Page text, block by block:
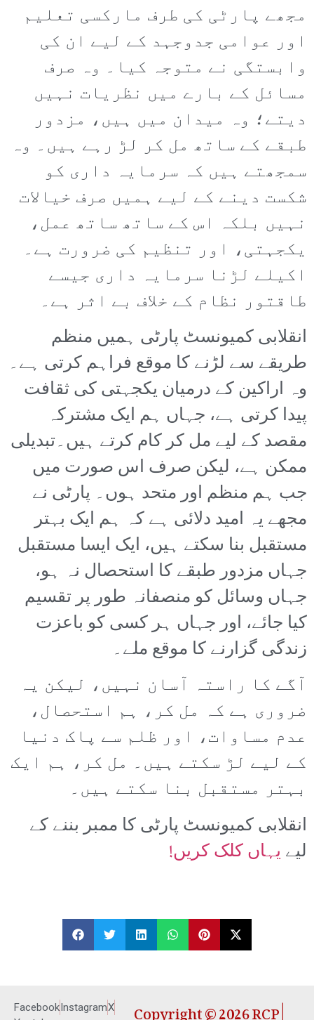
مجھے پارٹی کی طرف مارکسی تعلیم
اور عوامی جدوجہد کے لیے ان کی
وابستگی نے متوجہ کیا۔ وہ صرف
مسائل کے بارے میں نظریات نہیں
دیتے؛ وہ میدان میں ہیں، مزدور
طبقے کے ساتھ مل کر لڑ رہے ہیں۔ وہ
سمجھتے ہیں کہ سرمایہ داری کو
شکست دینے کے لیے ہمیں صرف خیالات
نہیں بلکہ اس کے ساتھ ساتھ عمل،
یکجہتی، اور تنظیم کی ضرورت ہے۔
اکیلے لڑنا سرمایہ داری جیسے
طاقتور نظام کے خلاف بے اثر ہے۔
انقلابی کمیونسٹ پارٹی ہمیں منظم
طریقے سے لڑنے کا موقع فراہم کرتی ہے۔
وہ اراکین کے درمیان یکجہتی کی ثقافت
پیدا کرتی ہے، جہاں ہم ایک مشترکہ
مقصد کے لیے مل کر کام کرتے ہیں۔تبدیلی
ممکن ہے، لیکن صرف اس صورت میں
جب ہم منظم اور متحد ہوں۔ پارٹی نے
مجھے یہ امید دلائی ہے کہ ہم ایک بہتر
مستقبل بنا سکتے ہیں، ایک ایسا مستقبل
جہاں مزدور طبقے کا استحصال نہ ہو،
جہاں وسائل کو منصفانہ طور پر تقسیم
کیا جائے، اور جہاں ہر کسی کو باعزت
زندگی گزارنے کا موقع ملے۔
آگے کا راستہ آسان نہیں، لیکن یہ
ضروری ہے کہ مل کر، ہم استحصال،
عدم مساوات، اور ظلم سے پاک دنیا
کے لیے لڑ سکتے ہیں۔ مل کر، ہم ایک
بہتر مستقبل بنا سکتے ہیں۔
انقلابی کمیونسٹ پارٹی کا ممبر بننے کے
لیےیہاں کلک کریں!
FacebookInstagramX
Copyright © 2026 RCP |